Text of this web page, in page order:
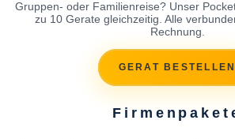
Gruppen- oder Familienreise? Unser
zu 10 Gerate gleichzeitig. Alle
Rechnung.
GERAT BESTELLEN